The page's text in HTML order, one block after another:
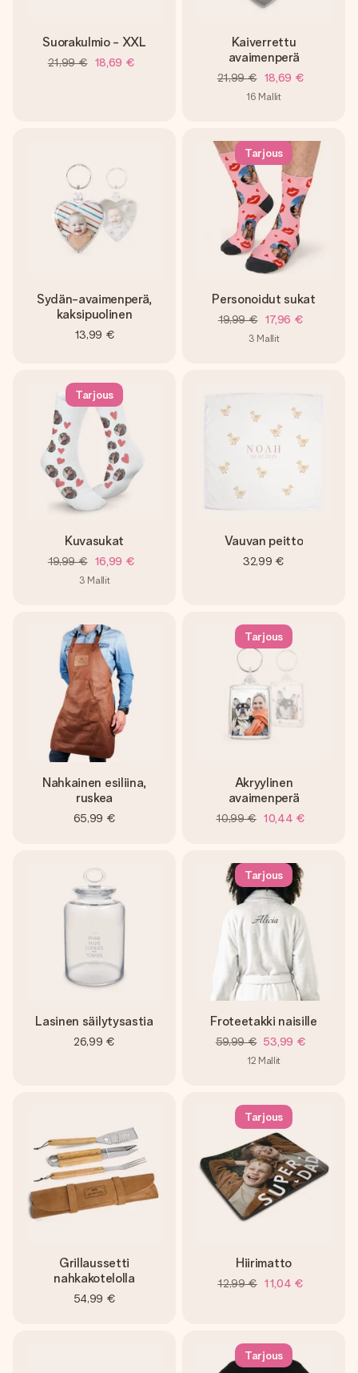
Suorakulmio - XXL
21,99 € 18,69 €
Kaiverrettu
avaimenperä
21,99 € 18,69 €
16 Mallit
Sydän-avaimenperä,
kaksipuolinen
13,99 €
Tarjous
Personoidut sukat
19,99 € 17,96 €
3 Mallit
Tarjous
Kuvasukat
19,99 € 16,99 €
3 Mallit
Vauvan peitto
32,99 €
Nahkainen esiliina,
ruskea
65,99 €
Tarjous
Akryylinen
avaimenperä
10,99 € 10,44 €
Lasinen säilytysastia
26,99 €
Tarjous
Froteetakki naisille
59,99 € 53,99 €
12 Mallit
Grillaussetti
nahkakotelolla
54,99 €
Tarjous
Hiirimatto
12,99 € 11,04 €
Tarjous